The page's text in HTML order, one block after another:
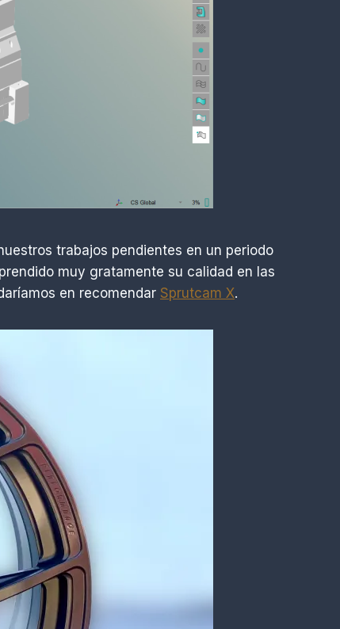
trabajos pendientes en un periodo
muy gratamente su calidad en las
en recomendar Sprutcam X.